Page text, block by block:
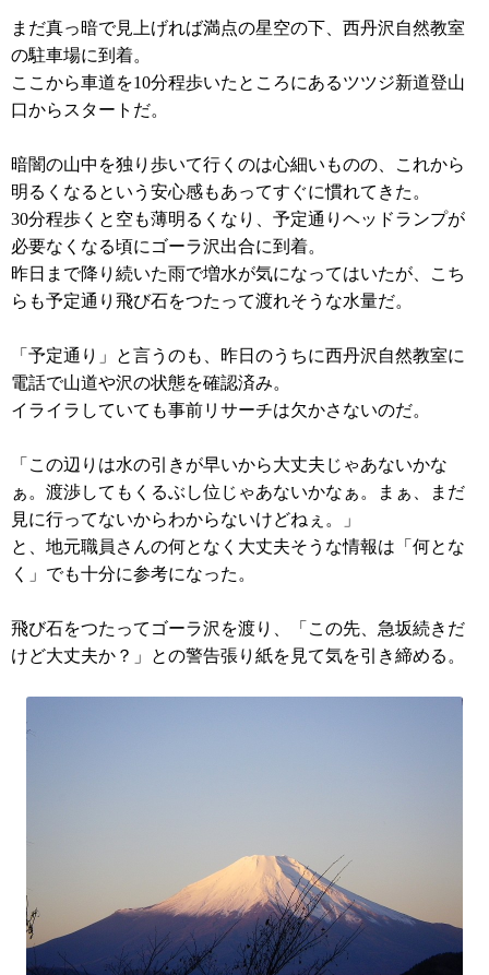
まだ真っ暗で見上げれば満点の星空の下、西丹沢自然教室
の駐車場に到着。
ここから車道を10分程歩いたところにあるツツジ新道登山
口からスタートだ。
暗闇の山中を独り歩いて行くのは心細いものの、これから
明るくなるという安心感もあってすぐに慣れてきた。
30分程歩くと空も薄明るくなり、予定通りヘッドランプが
必要なくなる頃にゴーラ沢出合に到着。
昨日まで降り続いた雨で増水が気になってはいたが、こち
らも予定通り飛び石をつたって渡れそうな水量だ。
「予定通り」と言うのも、昨日のうちに西丹沢自然教室に
電話で山道や沢の状態を確認済み。
イライラしていても事前リサーチは欠かさないのだ。
「この辺りは水の引きが早いから大丈夫じゃあないかな
ぁ。渡渉してもくるぶし位じゃあないかなぁ。まぁ、まだ
見に行ってないからわからないけどねぇ。」
と、地元職員さんの何となく大丈夫そうな情報は「何とな
く」でも十分に参考になった。
飛び石をつたってゴーラ沢を渡り、「この先、急坂続きだ
けど大丈夫か？」との警告張り紙を見て気を引き締める。